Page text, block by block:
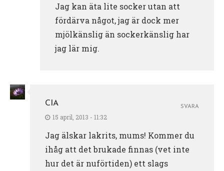
Jag kan äta lite socker utan att
fördärva något, jag är dock mer
mjölkänslig än sockerkänslig har
jag lär mig.
CIA
15 april, 2013 - 11:32
Jag älskar lakrits, mums! Kommer du
ihåg att det brukade finnas (vet inte
hur det är nuförtiden) ett slags
SVARA